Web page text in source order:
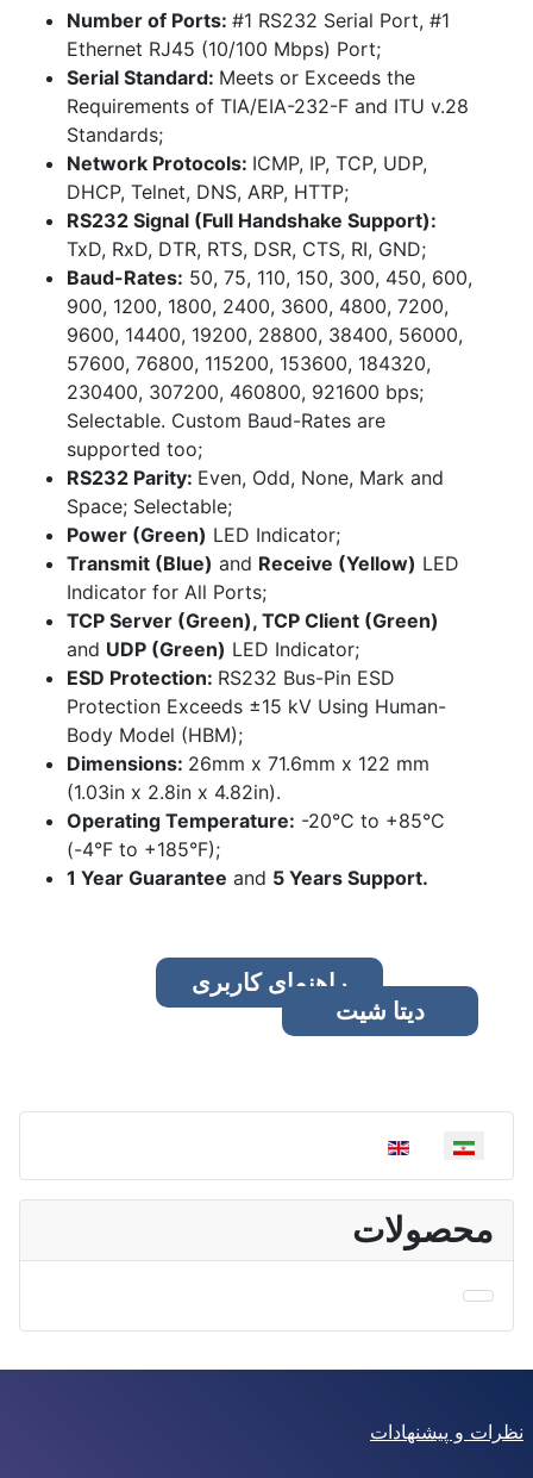
زبان خود را انتخاب کنید
محصولات
Number of Ports: #1 RS232 Serial Port, #1
Ethernet RJ45 (10/100 Mbps) Port;
Serial Standard: Meets or Exceeds the
Requirements of TIA/EIA-232-F and ITU v.28
Standards;
Network Protocols: ICMP, IP, TCP, UDP,
DHCP, Telnet, DNS, ARP, HTTP;
RS232 Signal (Full Handshake Support):
TxD, RxD, DTR, RTS, DSR, CTS, RI, GND;
Baud-Rates: 50, 75, 110, 150, 300, 450, 600,
900, 1200, 1800, 2400, 3600, 4800, 7200,
9600, 14400, 19200, 28800, 38400, 56000,
57600, 76800, 115200, 153600, 184320,
230400, 307200, 460800, 921600 bps;
Selectable. Custom Baud-Rates are
supported too;
RS232 Parity: Even, Odd, None, Mark and
Space; Selectable;
Power (Green) LED Indicator;
Transmit (Blue) and Receive (Yellow) LED
Indicator for All Ports;
TCP Server (Green), TCP Client (Green)
and UDP (Green) LED Indicator;
ESD Protection: RS232 Bus-Pin ESD
Protection Exceeds ±15 kV Using Human-
Body Model (HBM);
Dimensions: 26mm x 71.6mm x 122 mm
(1.03in x 2.8in x 4.82in).
Operating Temperature: -20°C to +85°C
(-4°F to +185°F);
1 Year Guarantee and 5 Years Support.
راهنمای کاربری
دیتا شیت
نظرات و پیشنهادات